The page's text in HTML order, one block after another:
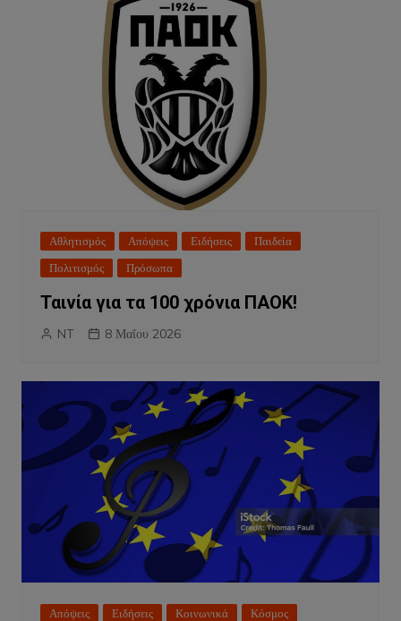
Αθλητισμός Απόψεις Ειδήσεις
Παιδεία
Πολιτισμός
Πρόσωπα
Ταινία για τα 100 χρόνια ΠΑΟΚ!
NT 8 Μαΐου 2026
Απόψεις Ειδήσεις Κοινωνικά
Κόσμος